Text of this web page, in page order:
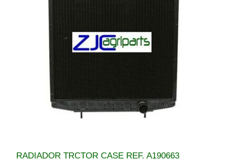
RADIADOR TRCTOR CASE REF. A190663